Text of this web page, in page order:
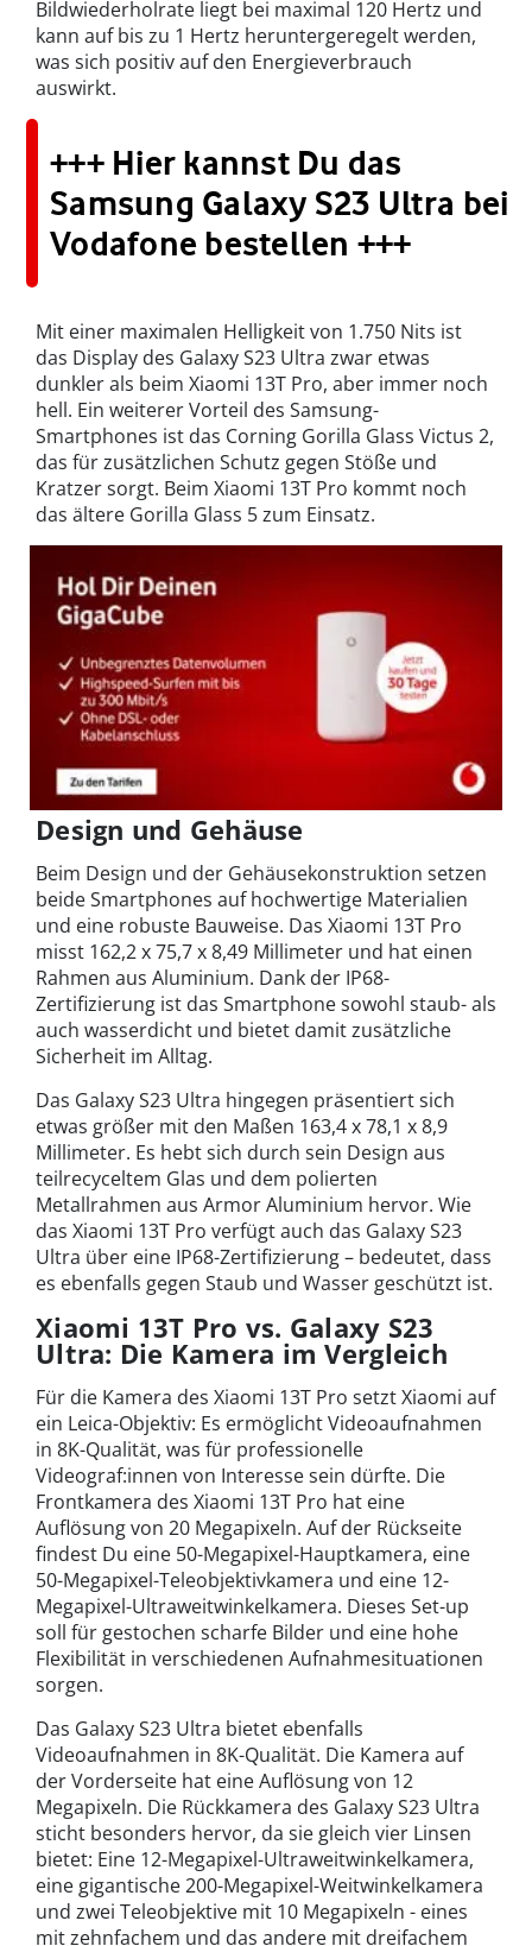
Bildwiederholrate liegt bei maximal 120 Hertz und
kann auf bis zu 1 Hertz heruntergeregelt werden,
was sich positiv auf den Energieverbrauch
auswirkt.
+++ Hier kannst Du das
Samsung Galaxy S23 Ultra bei
Vodafone bestellen +++
Mit einer maximalen Helligkeit von 1.750 Nits ist
das Display des Galaxy S23 Ultra zwar etwas
dunkler als beim Xiaomi 13T Pro, aber immer noch
hell. Ein weiterer Vorteil des Samsung-
Smartphones ist das Corning Gorilla Glass Victus 2,
das für zusätzlichen Schutz gegen Stöße und
Kratzer sorgt. Beim Xiaomi 13T Pro kommt noch
das ältere Gorilla Glass 5 zum Einsatz.
Design und Gehäuse
Beim Design und der Gehäusekonstruktion setzen
beide Smartphones auf hochwertige Materialien
und eine robuste Bauweise. Das Xiaomi 13T Pro
misst 162,2 x 75,7 x 8,49 Millimeter und hat einen
Rahmen aus Aluminium. Dank der IP68-
Zertifizierung ist das Smartphone sowohl staub- als
auch wasserdicht und bietet damit zusätzliche
Sicherheit im Alltag.
Das Galaxy S23 Ultra hingegen präsentiert sich
etwas größer mit den Maßen 163,4 x 78,1 x 8,9
Millimeter. Es hebt sich durch sein Design aus
teilrecyceltem Glas und dem polierten
Metallrahmen aus Armor Aluminium hervor. Wie
das Xiaomi 13T Pro verfügt auch das Galaxy S23
Ultra über eine IP68-Zertifizierung – bedeutet, dass
es ebenfalls gegen Staub und Wasser geschützt ist.
Xiaomi 13T Pro vs. Galaxy S23
Ultra: Die Kamera im Vergleich
Für die Kamera des Xiaomi 13T Pro setzt Xiaomi auf
ein Leica-Objektiv: Es ermöglicht Videoaufnahmen
in 8K-Qualität, was für professionelle
Videograf:innen von Interesse sein dürfte. Die
Frontkamera des Xiaomi 13T Pro hat eine
Auflösung von 20 Megapixeln. Auf der Rückseite
findest Du eine 50-Megapixel-Hauptkamera, eine
50-Megapixel-Teleobjektivkamera und eine 12-
Megapixel-Ultraweitwinkelkamera. Dieses Set-up
soll für gestochen scharfe Bilder und eine hohe
Flexibilität in verschiedenen Aufnahmesituationen
sorgen.
Das Galaxy S23 Ultra bietet ebenfalls
Videoaufnahmen in 8K-Qualität. Die Kamera auf
der Vorderseite hat eine Auflösung von 12
Megapixeln. Die Rückkamera des Galaxy S23 Ultra
sticht besonders hervor, da sie gleich vier Linsen
bietet: Eine 12-Megapixel-Ultraweitwinkelkamera,
eine gigantische 200-Megapixel-Weitwinkelkamera
und zwei Teleobjektive mit 10 Megapixeln - eines
mit zehnfachem und das andere mit dreifachem